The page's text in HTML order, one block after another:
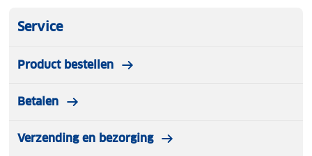
Service
Product bestellen
Betalen
Verzending en bezorging